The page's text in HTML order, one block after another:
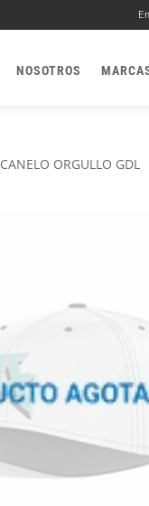
NOSOTROS
CANELO ORGULLO GDL